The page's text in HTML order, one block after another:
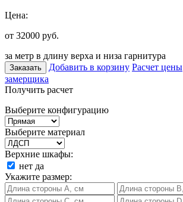
Цена:
от 32000 руб.
за метр в длину верха и низа гарнитура
Заказать Добавить в корзину Расчет цены
замерщика
Получить расчет
Выберите конфигурацию
Выберите материал
Верхние шкафы:
нет да
Укажите размер: